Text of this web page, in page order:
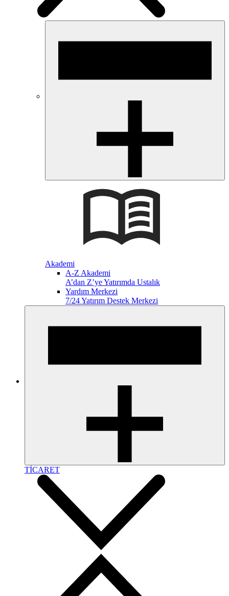
Akademi
A-Z Akademi
A’dan Z’ye Yatırımda Ustalık
Yardım Merkezi
7/24 Yatırım Destek Merkezi
TİCARET